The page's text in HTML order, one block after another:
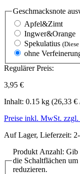
Geschmacksnote
Apfel&Zimt
Ingwer&Orange
Spekulatius
ohne
Regulärer Preis:
3,95 €
Inhalt: 0.15 kg (26,33 €
Preise inkl. MwSt. zzgl.
Auf Lager, Lieferzeit:
Produkt Anzahl: Gib
die Schaltflächen
reduzieren.